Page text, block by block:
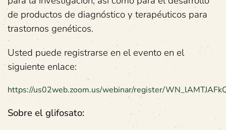
de productos de diagnóstico y terapéuticos para
trastornos genéticos.
Usted puede registrarse en el evento en el
siguiente enlace:
https://us02web.zoom.us/webinar/register/
Sobre el glifosato: